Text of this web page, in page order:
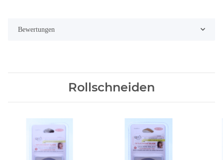
Bewertungen
Rollschneiden